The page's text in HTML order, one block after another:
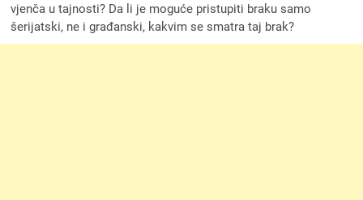
vjenča u tajnosti? Da li je moguće pristupiti braku samo
šerijatski, ne i građanski, kakvim se smatra taj brak?